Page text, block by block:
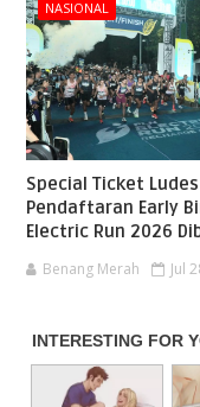
NASIONAL
Special Ticket
Pendaftaran Early
Electric Run 2026
Benang Merah Jul